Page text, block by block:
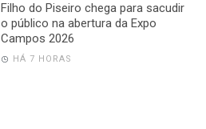
Filho do Piseiro chega para sacudir
o público na abertura da Expo
Campos 2026
HÁ 7 HORAS